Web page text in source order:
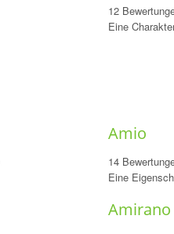
12
Eine
Amio
14
Eine
Amirano